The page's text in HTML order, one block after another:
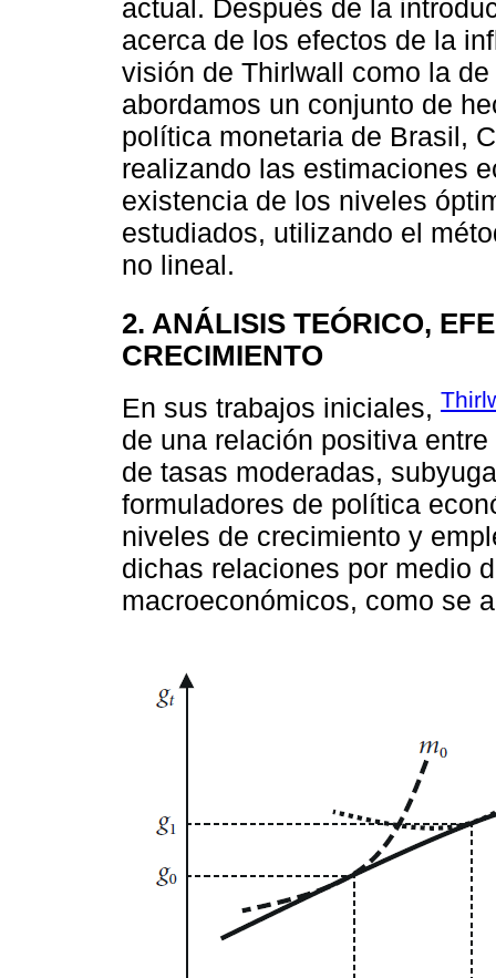
actual. Después de la
acerca de los efectos de la
visión de Thirlwall como la
abordamos un conjunto de
política monetaria de Brasil,
realizando las estimaciones
existencia de los niveles
estudiados, utilizando el
no lineal.
2. ANÁLISIS TEÓRICO,
CRECIMIENTO
En sus trabajos iniciales,
de una relación positiva
de tasas moderadas,
formuladores de política
niveles de crecimiento y
dichas relaciones por medio
macroeconómicos, como se